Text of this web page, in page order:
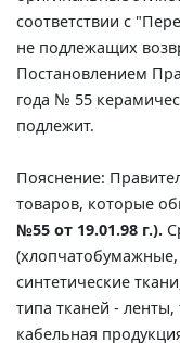
соответствии с
не подлежащих
Постановлением
года № 55
подлежит.
Пояснение:
товаров, которые
№55 от 19.01.98 г.).
синтетические
типа тканей -
кабельная